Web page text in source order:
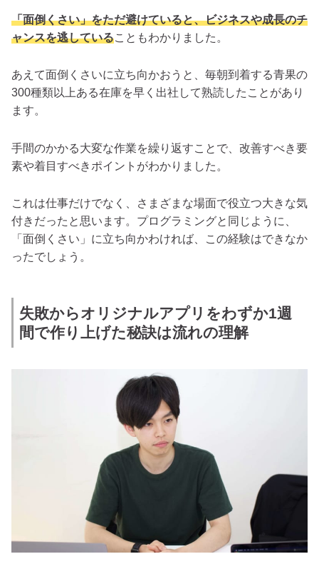
「面倒くさい」をただ避けていると、ビジネスや成長のチ
ャンスを逃していることもわかりました。
あえて面倒くさいに立ち向かおうと、毎朝到着する青果の
300種類以上ある在庫を早く出社して熟読したことがあり
ます。
手間のかかる大変な作業を繰り返すことで、改善すべき要
素や着目すべきポイントがわかりました。
これは仕事だけでなく、さまざまな場面で役立つ大きな気
付きだったと思います。プログラミングと同じように、
「面倒くさい」に立ち向かわければ、この経験はできなか
ったでしょう。
失敗からオリジナルアプリをわずか1週
間で作り上げた秘訣は流れの理解